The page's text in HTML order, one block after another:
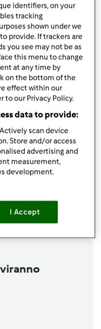
ricetta
si preferisce
della spesa
identifiers, on your
tracking
shown under we
provide. If trackers are
you see may not be as
this menu to change
at any time by
on the bottom of the
effect within our
to our Privacy Policy.
data to provide:
scan device
Store and/or access
advertising and
measurement,
development.
I Accept